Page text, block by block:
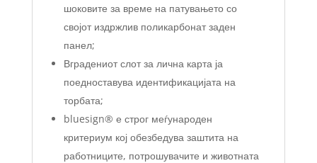
шоковите за време на патувањето со
својот издржлив поликарбонат заден
панел;
Вградениот слот за лична карта ја
поедноставува идентификацијата на
торбата;
bluesign® е строг меѓународен
критериум кој обезбедува заштита на
работниците, потрошувачите и животната